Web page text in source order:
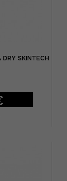
DRY SKINTECH